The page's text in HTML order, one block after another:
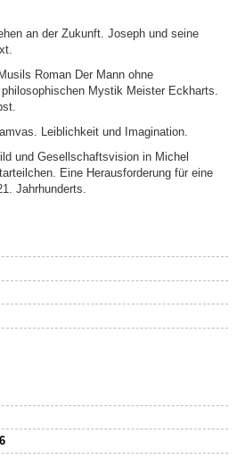
an der Zukunft. Joseph und seine
Roman Der Mann ohne
Mystik Meister Eckharts.
Leiblichkeit und Imagination.
und Gesellschaftsvision in Michel
Eine Herausforderung für eine
Jahrhunderts.